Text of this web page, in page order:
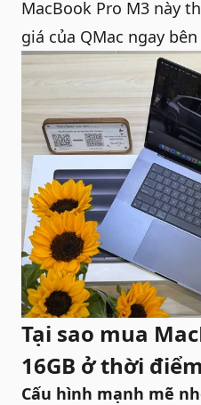
MacBook Pro M3 này
giá của QMac ngay
Tại sao mua
16GB ở thời
Cấu hình mạnh mẽ